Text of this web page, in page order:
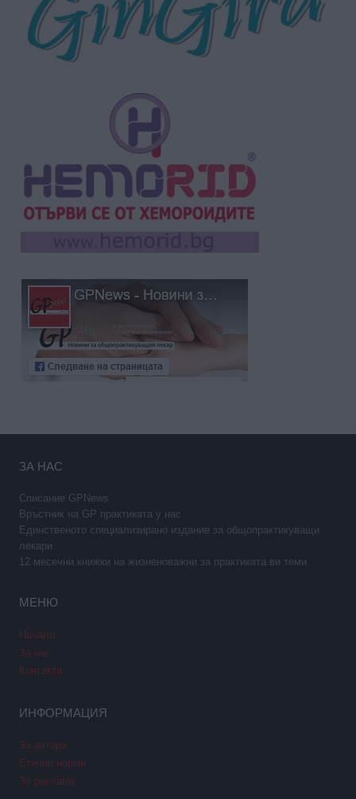
ЗА НАС
Списание GPNews
Връстник на GP практиката у нас
Единственото специализирано издание за общопрактикуващи
лекари
12 месечни книжки на жизненоважни за практиката ви теми
МЕНЮ
Начало
За нас
Контакти
ИНФОРМАЦИЯ
За автори
Етични норми
За реклама